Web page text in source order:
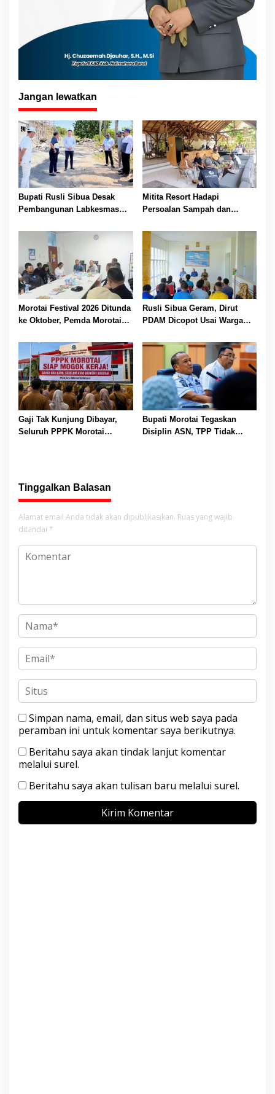
Jangan lewatkan
Bupati Rusli Sibua Desak
Pembangunan Labkesmas
Agustus
Mitita Resort Hadapi
Persoalan Sampah dan
Bertindak
Morotai Festival 2026 Ditunda
ke Oktober, Pemda Morotai
Wisatawan
Rusli Sibua Geram, Dirut
PDAM Dicopot Usai Warga
Gaji Tak Kunjung Dibayar,
Seluruh PPPK Morotai
Bupati Morotai Tegaskan
Disiplin ASN, TPP Tidak
Tinggalkan Balasan
Alamat email Anda tidak akan dipublikasikan. Ruas yang wajib
ditandai *
Simpan nama, email, dan situs web saya pada
peramban ini untuk komentar saya berikutnya.
Beritahu saya akan tindak lanjut komentar
melalui surel.
Beritahu saya akan tulisan baru melalui surel.